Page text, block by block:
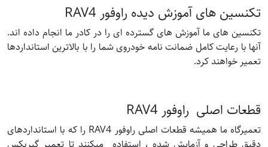
تکنسین های آموزش دیده راوفور RAV4
تکنسین های ما آموزش های گسترده ای را در کادر ما انجام داده اند.
آنها با رعایت کامل ضمانت نامه خودروی شما را با بالاترین استانداردها
تعمیر خواهند کرد.
قطعات اصلی راوفور RAV4
تعمیرگاه ما همیشه قطعات اصلی راوفور RAV4 را که با استانداردهای